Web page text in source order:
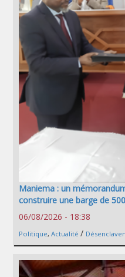
Maniema : un
construire une barge de
06/08/2026 - 18:38
Politique, Actualité /